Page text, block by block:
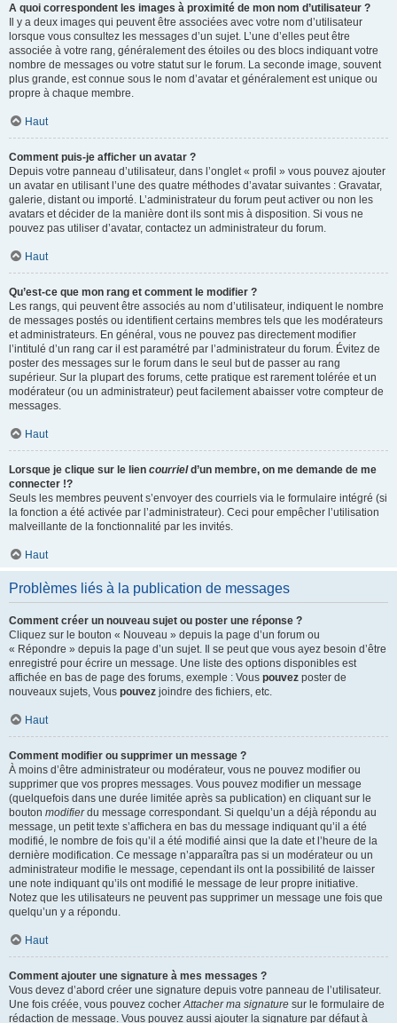
A quoi correspondent les images à proximité de mon nom d’utilisateur ?
Il y a deux images qui peuvent être associées avec votre nom d’utilisateur
lorsque vous consultez les messages d’un sujet. L’une d’elles peut être
associée à votre rang, généralement des étoiles ou des blocs indiquant votre
nombre de messages ou votre statut sur le forum. La seconde image, souvent
plus grande, est connue sous le nom d’avatar et généralement est unique ou
propre à chaque membre.
Haut
Comment puis-je afficher un avatar ?
Depuis votre panneau d’utilisateur, dans l’onglet « profil » vous pouvez ajouter
un avatar en utilisant l’une des quatre méthodes d’avatar suivantes : Gravatar,
galerie, distant ou importé. L’administrateur du forum peut activer ou non les
avatars et décider de la manière dont ils sont mis à disposition. Si vous ne
pouvez pas utiliser d’avatar, contactez un administrateur du forum.
Haut
Qu’est-ce que mon rang et comment le modifier ?
Les rangs, qui peuvent être associés au nom d’utilisateur, indiquent le nombre
de messages postés ou identifient certains membres tels que les modérateurs
et administrateurs. En général, vous ne pouvez pas directement modifier
l’intitulé d’un rang car il est paramétré par l’administrateur du forum. Évitez de
poster des messages sur le forum dans le seul but de passer au rang
supérieur. Sur la plupart des forums, cette pratique est rarement tolérée et un
modérateur (ou un administrateur) peut facilement abaisser votre compteur de
messages.
Haut
Lorsque je clique sur le lien courrield’un membre, on me demande de me
connecter !?
Seuls les membres peuvent s’envoyer des courriels via le formulaire intégré (si
la fonction a été activée par l’administrateur). Ceci pour empêcher l’utilisation
malveillante de la fonctionnalité par les invités.
Haut
Problèmes liés à la publication de messages
Comment créer un nouveau sujet ou poster une réponse ?
Cliquez sur le bouton « Nouveau » depuis la page d’un forum ou
« Répondre » depuis la page d’un sujet. Il se peut que vous ayez besoin d’être
enregistré pour écrire un message. Une liste des options disponibles est
affichée en bas de page des forums, exemple : Vous pouvez poster de
nouveaux sujets, Vous pouvez joindre des fichiers, etc.
Haut
Comment modifier ou supprimer un message ?
À moins d’être administrateur ou modérateur, vous ne pouvez modifier ou
supprimer que vos propres messages. Vous pouvez modifier un message
(quelquefois dans une durée limitée après sa publication) en cliquant sur le
bouton modifierdu message correspondant. Si quelqu’un a déjà répondu au
message, un petit texte s’affichera en bas du message indiquant qu’il a été
modifié, le nombre de fois qu’il a été modifié ainsi que la date et l’heure de la
dernière modification. Ce message n’apparaîtra pas si un modérateur ou un
administrateur modifie le message, cependant ils ont la possibilité de laisser
une note indiquant qu’ils ont modifié le message de leur propre initiative.
Notez que les utilisateurs ne peuvent pas supprimer un message une fois que
quelqu’un y a répondu.
Haut
Comment ajouter une signature à mes messages ?
Vous devez d’abord créer une signature depuis votre panneau de l’utilisateur.
Une fois créée, vous pouvez cocherAttacher ma signature sur le formulaire de
rédaction de message. Vous pouvez aussi ajouter la signature par défaut à